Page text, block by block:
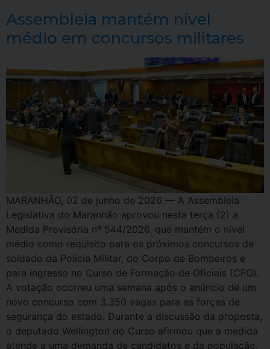
Assembleia mantém nível
médio em concursos militares
MARANHÃO, 02 de junho de 2026 — A Assembleia
Legislativa do Maranhão aprovou nesta terça (2) a
Medida Provisória nº 544/2026, que mantém o nível
médio como requisito para os próximos concursos de
soldado da Polícia Militar, do Corpo de Bombeiros e
para ingresso no Curso de Formação de Oficiais (CFO).
A votação ocorreu uma semana após o anúncio de um
novo concurso com 3.350 vagas para as forças de
segurança do estado. Durante a discussão da proposta,
o deputado Wellington do Curso afirmou que a medida
atende a uma demanda de candidatos e da população.